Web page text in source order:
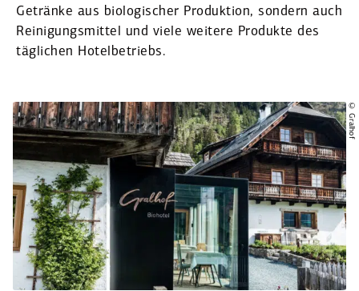
Getränke aus biolo­gi­scher Produktion, sondern auch
Reini­gungs­mittel und viele weitere Produkte des
täglichen Hotel­be­triebs.
© Gralhof